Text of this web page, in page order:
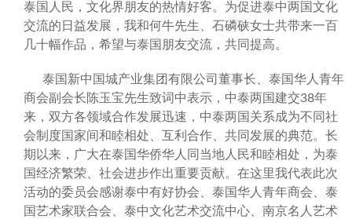
泰国人民，文化界朋友的热情好客。为促进泰中两国文化
交流的日益发展，我和何牛先生、石磷硖女士共带来一百
几十幅作品，希望与泰国朋友交流，共同提高。
泰国新中国城产业集团有限公司董事长、泰国华人青年
商会副会长陈玉宝先生致词中表示，中泰两国建交38年
来，双方各领域合作发展迅速，中泰两国关系成为不同社
会制度国家间和睦相处、互利合作、共同发展的典范。长
期以来，广大在泰国华侨华人同当地人民和睦相处，为泰
国经济繁荣、社会进步作出重要贡献。在这里我代表此次
活动的委员会感谢泰中有好协会、泰国华人青年商会、泰
国艺术家联合会、泰中文化艺术交流中心、南京名人艺术